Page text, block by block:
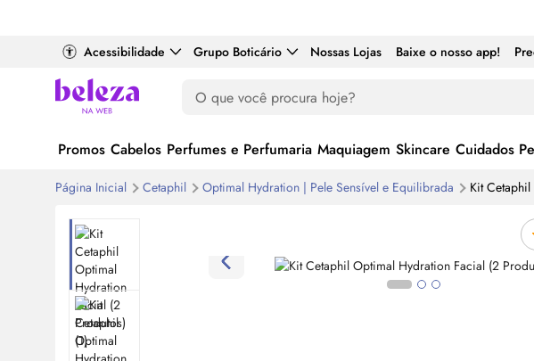
Acessibilidade Grupo Boticário Nossas Lojas Baixe o nosso app!
Promos Cabelos Perfumes e Perfumaria Maquiagem Skincare Cuidados
Página Inicial Cetaphil Optimal Hydration | Pele Sensível e Equilibrada Kit